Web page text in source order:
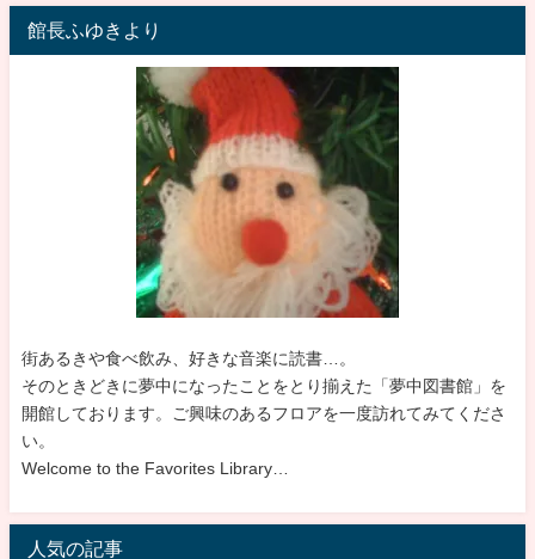
館長ふゆきより
街あるきや食べ飲み、好きな音楽に読書…。
そのときどきに夢中になったことをとり揃えた「夢中図書館」を
開館しております。ご興味のあるフロアを一度訪れてみてくださ
い。
Welcome to the Favorites Library…
人気の記事